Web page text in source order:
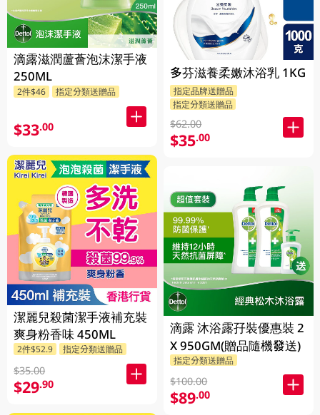
滴露滋潤蘆薈泡沫潔手液
250ML
2件$46 指定分類送贈品
$33.00
潔麗兒殺菌潔手液補充裝
爽身粉香味 450ML
2件$52.9 指定分類送贈品
$35.00
$29.90
多芬滋養柔嫩沐浴乳 1KG
指定品牌送贈品
指定分類送贈品
$62.00
$35.00
滴露 沐浴露孖裝優惠裝 2
X 950GM(贈品隨機發送)
指定分類送贈品
$100.00
$89.00